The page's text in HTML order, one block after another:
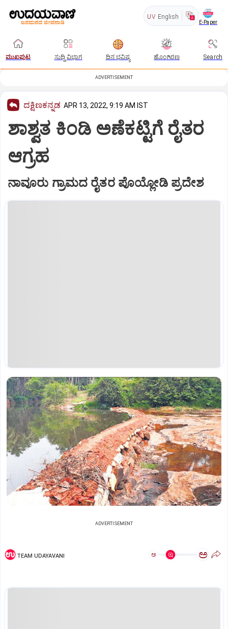
UV English
E-Paper
ಮುಖಪುಟ ಸುದ್ದಿ ವಿಭಾಗ ದಿನ ಭವಿಷ್ಯ ಹೊಂಗಿರಣ Search
ADVERTISEMENT
ದಕ್ಷಿಣಕನ್ನಡ APR 13, 2022, 9:19 AM IST
ಶಾಶ್ವತ ಕಿಂಡಿ ಅಣೆಕಟ್ಟಿಗೆ ರೈತರ
ಆಗ್ರಹ
ನಾವೂರು ಗ್ರಾಮದ ರೈತರ ಪೊಯ್ಲೋಡಿ ಪ್ರದೇಶ
ADVERTISEMENT
TEAM UDAYAVANI ಅ ಅ